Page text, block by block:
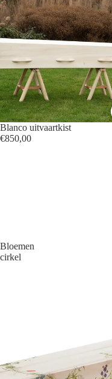
Blanco uitvaartkist
€850,00
Bloemen
cirkel